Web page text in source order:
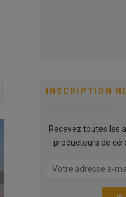
INSCRIPTION
Recevez toutes les
producteurs de